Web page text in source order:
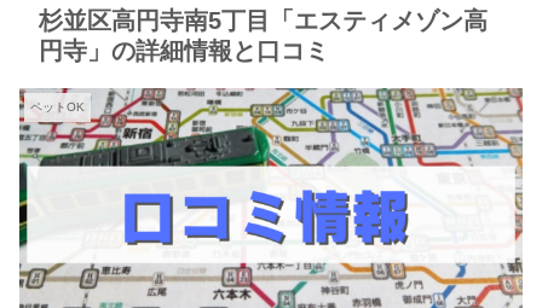
杉並区高円寺南5丁目「エスティメゾン高
円寺」の詳細情報と口コミ
ペットOK